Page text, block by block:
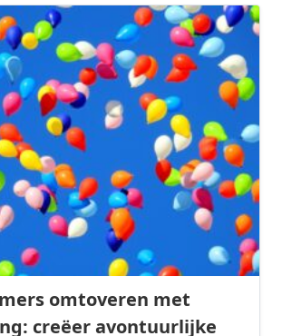
omtoveren met
creëer avontuurlijke